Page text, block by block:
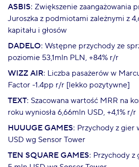
ASBIS: Zwiększenie zaangażowania
Juroszka z podmiotami zależnymi z
kapitału i głosów
DADELO: Wstępne przychody ze
poziomie 53,1mln PLN, +84% r/r
WIZZ AIR: Liczba pasażerów w
Factor -1.4pp r/r [lekko pozytywne]
TEXT: Szacowana wartość MRR na
roku wyniosła 6,66mln USD, +4,1% r/r
HUUUGE GAMES: Przychody z gier
USD wg Sensor Tower
TEN SQUARE GAMES: Przychody z